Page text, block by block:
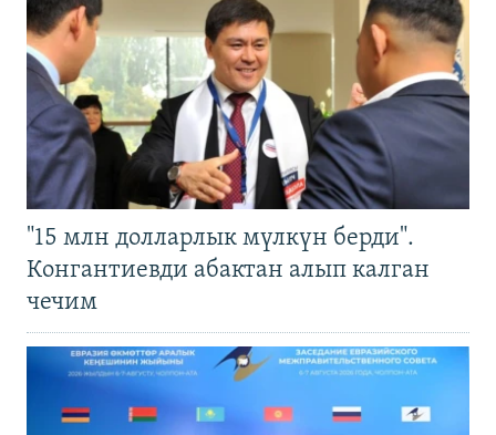
"15 млн долларлык мүлкүн берди".
Конгантиевди абактан алып калган
чечим